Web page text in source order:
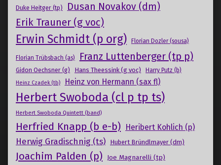
Duke Heitger (tp) Dusan Novakov (dm)
Erik Trauner (g voc)
Erwin Schmidt (p org) Florian Dozler (sousa)
Florian Trübsbach (as) Franz Luttenberger (tp p)
Gidon Oechsner (g) Hans Theessink (g voc) Harry Putz (b)
Heinz Czadek (tb) Heinz von Hermann (sax fl)
Herbert Swoboda (cl p tp ts)
Herbert Swoboda Quintett (band)
Herfried Knapp (b e-b) Heribert Kohlich (p)
Herwig Gradischnig (ts) Hubert Bründlmayer (dm)
Joachim Palden (p) Joe Magnarelli (tp)